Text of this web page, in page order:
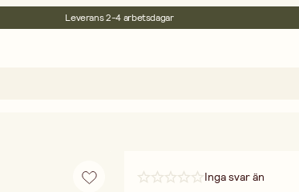
Leverans 2-4 arbetsdagar
30 dagars öppet köp
Inga svar än